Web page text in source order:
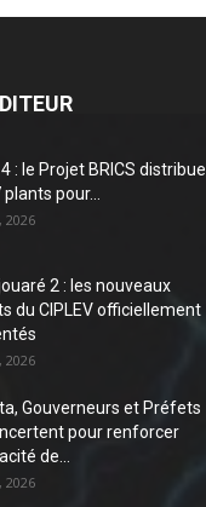
: le Projet BRICS distribue
pour...
2026
2 : les nouveaux
du CIPLEV officiellement
2026
Gouverneurs et Préfets
pour renforcer
de...
2026